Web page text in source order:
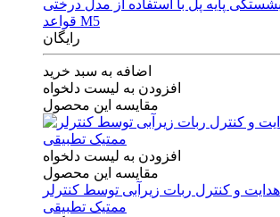
پایه پل با استفاده از مدل درختی
قواعد M5
رایگان
اضافه به سبد خرید
افزودن به لیست دلخواه
مقایسه این محصول
افزودن به لیست دلخواه
مقایسه این محصول
هدایت و کنترل ربات زیرآبی توسط کنترلر PD و الگوریتم
ممتیک تطبیقی